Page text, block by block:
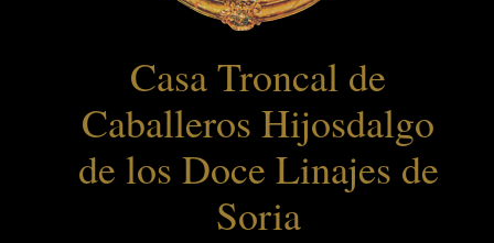
Casa Troncal de
Caballeros Hijosdalgo
de los Doce Linajes de
Soria